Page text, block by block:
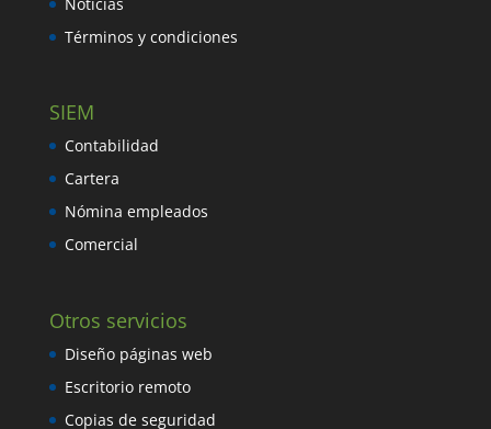
Términos y condiciones
SIEM
Contabilidad
Cartera
Nómina empleados
Comercial
Otros servicios
Diseño páginas web
Escritorio remoto
Copias de seguridad